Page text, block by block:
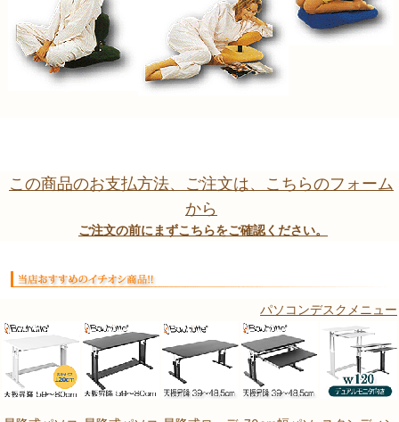
この商品のお支払方法、ご注文は、こちらのフォーム
から
ご注文の前にまずこちらをご確認ください。
パソコンデスクメニュー